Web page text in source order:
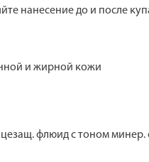
нанесение до и после
и жирной кожи
флюид с тоном минер.